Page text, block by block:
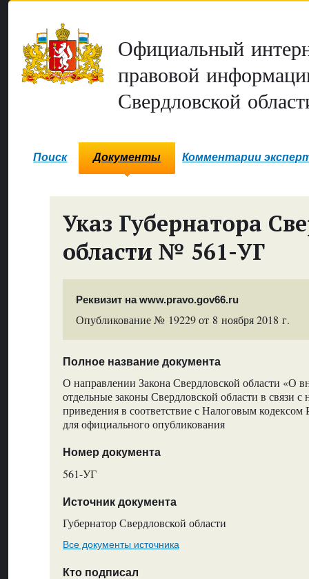
Официальный
правовой
Свердловской
Поиск Документы Комментарии
Указ Губернатора
области № 561-УГ
Реквизит на www.pravo.gov66.ru
Опубликование № 19229 от 8 ноября 2018 г.
Полное название документа
О направлении Закона Свердловской области «О
отдельные законы Свердловской области в связи
приведения в соответствие с Налоговым
для официального опубликования
Номер документа
561-УГ
Источник документа
Губернатор Свердловской области
Все документы источника
Кто подписал